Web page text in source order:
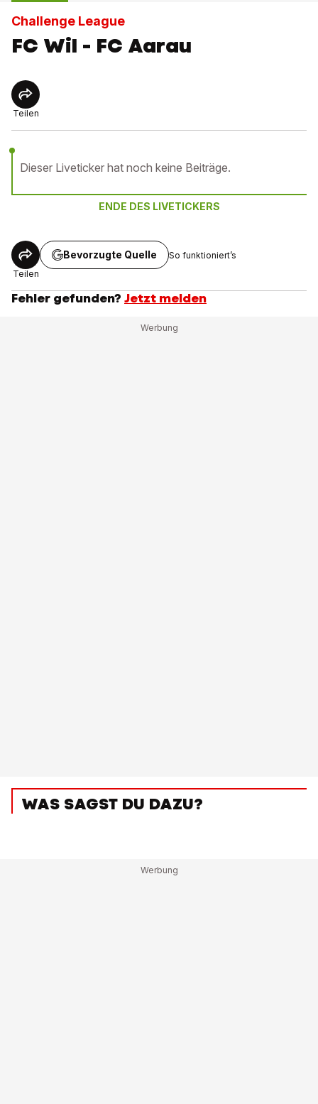
Challenge League
FC Wil - FC Aarau
Teilen
Dieser Liveticker hat noch keine Beiträge.
ENDE DES LIVETICKERS
Teilen
Bevorzugte Quelle So funktioniert’s
Fehler gefunden? Jetzt melden
WAS SAGST DU DAZU?